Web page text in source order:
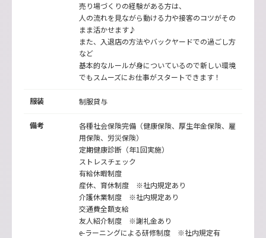
売り場づくりの経験がある方は、
人の流れを見ながら動ける力や接客のコツがその
まま活かせます♪
また、入退店の方法やバックヤードでの過ごし方
など
基本的なルールが身についているので新しい環境
でもスムーズにお仕事がスタートできます！
服装 制服貸与
備考
各種社会保険完備（健康保険、厚生年金保険、雇
用保険、労災保険）
定期健康診断（年1回実施）
ストレスチェック
有給休暇制度
産休、育休制度 ※社内規定あり
介護休業制度 ※社内規定あり
交通費全額支給
友人紹介制度 ※謝礼金あり
e-ラーニングによる研修制度 ※社内規定有